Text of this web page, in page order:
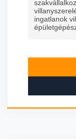
ingatlanok